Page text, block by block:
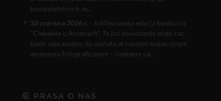
kompatybilnych ze...
10 czerwca 2026 r. - Jubileuszowa edycja konkursu
"Ciekawie o Antenach". To już dwudziesty piąty raz,
kiedy zapraszamy do udziału w naszym wakacyjnym
wyzwaniu fotograficznym – czekamy na...
PRASA O NAS